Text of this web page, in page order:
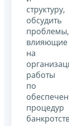
структуру,
обсудить
проблемы,
влияющие
на
работы
по
процедур